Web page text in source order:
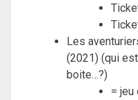
Les
(2021) (qui est
boite…?)
= jeu